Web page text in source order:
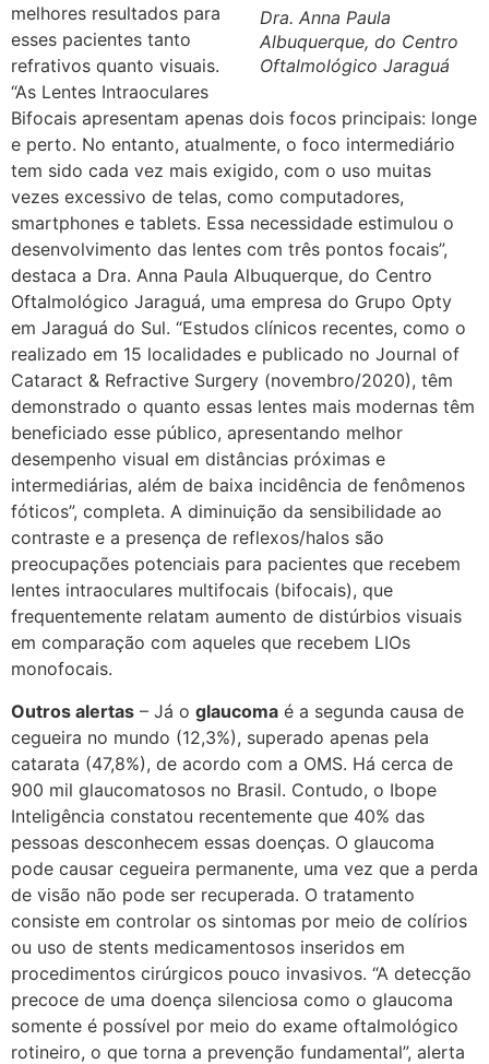
Dra. Anna Paula
Albuquerque, do Centro
Oftalmológico Jaraguá
melhores resultados para
esses pacientes tanto
refrativos quanto visuais.
“As Lentes Intraoculares
Bifocais apresentam apenas dois focos principais: longe
e perto. No entanto, atualmente, o foco intermediário
tem sido cada vez mais exigido, com o uso muitas
vezes excessivo de telas, como computadores,
smartphones e tablets. Essa necessidade estimulou o
desenvolvimento das lentes com três pontos focais”,
destaca a Dra. Anna Paula Albuquerque, do Centro
Oftalmológico Jaraguá, uma empresa do Grupo Opty
em Jaraguá do Sul. “Estudos clínicos recentes, como o
realizado em 15 localidades e publicado no Journal of
Cataract & Refractive Surgery (novembro/2020), têm
demonstrado o quanto essas lentes mais modernas têm
beneficiado esse público, apresentando melhor
desempenho visual em distâncias próximas e
intermediárias, além de baixa incidência de fenômenos
fóticos”, completa. A diminuição da sensibilidade ao
contraste e a presença de reflexos/halos são
preocupações potenciais para pacientes que recebem
lentes intraoculares multifocais (bifocais), que
frequentemente relatam aumento de distúrbios visuais
em comparação com aqueles que recebem LIOs
monofocais.
Outros alertas – Já o glaucoma é a segunda causa de
cegueira no mundo (12,3%), superado apenas pela
catarata (47,8%), de acordo com a OMS. Há cerca de
900 mil glaucomatosos no Brasil. Contudo, o Ibope
Inteligência constatou recentemente que 40% das
pessoas desconhecem essas doenças. O glaucoma
pode causar cegueira permanente, uma vez que a perda
de visão não pode ser recuperada. O tratamento
consiste em controlar os sintomas por meio de colírios
ou uso de stents medicamentosos inseridos em
procedimentos cirúrgicos pouco invasivos. “A detecção
precoce de uma doença silenciosa como o glaucoma
somente é possível por meio do exame oftalmológico
rotineiro, o que torna a prevenção fundamental”, alerta